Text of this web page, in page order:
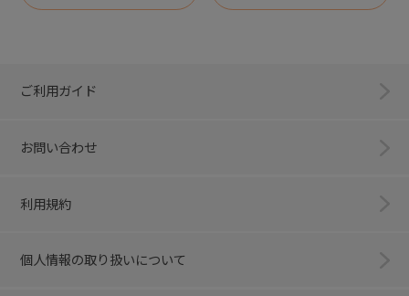
ご利用ガイド
お問い合わせ
利用規約
個人情報の取り扱いについて